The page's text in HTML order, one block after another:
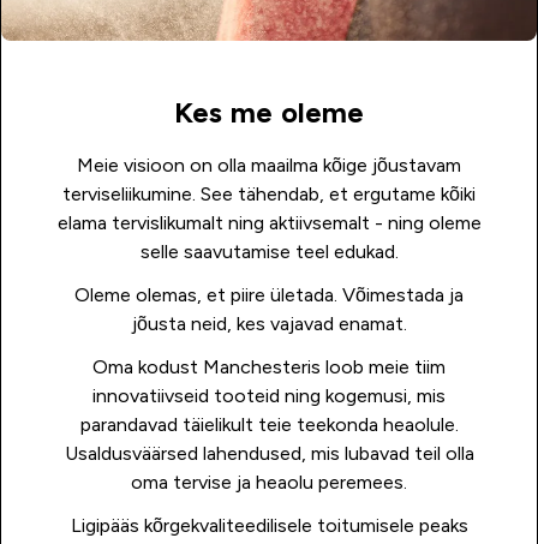
Kes me oleme
Meie visioon on olla maailma kõige jõustavam
terviseliikumine. See tähendab, et ergutame kõiki
elama tervislikumalt ning aktiivsemalt - ning oleme
selle saavutamise teel edukad.
Oleme olemas, et piire ületada. Võimestada ja
jõusta neid, kes vajavad enamat.
Oma kodust Manchesteris loob meie tiim
innovatiivseid tooteid ning kogemusi, mis
parandavad täielikult teie teekonda heaolule.
Usaldusväärsed lahendused, mis lubavad teil olla
oma tervise ja heaolu peremees.
Ligipääs kõrgekvaliteedilisele toitumisele peaks